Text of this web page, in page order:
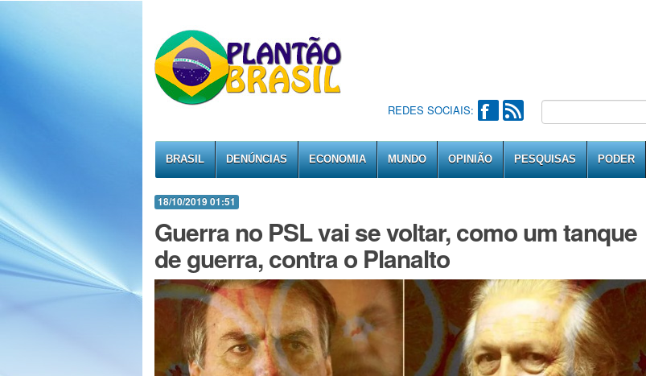
REDES SOCIAIS:
BRASIL DENÚNCIAS ECONOMIA MUNDO OPINIÃO PESQUISAS PODER
18/10/2019 01:51
Guerra no PSL vai se voltar, como um tanque
de guerra, contra o Planalto